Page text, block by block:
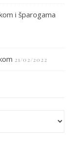
i šparogama
21/02/2022